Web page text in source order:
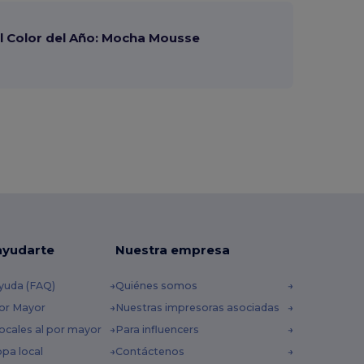
Color del Año: Mocha Mousse
(FAQ)
Mayor
al por mayor
local
Nuestra empresa
Quiénes somos
Nuestras impresoras asociadas
Para influencers
Contáctenos